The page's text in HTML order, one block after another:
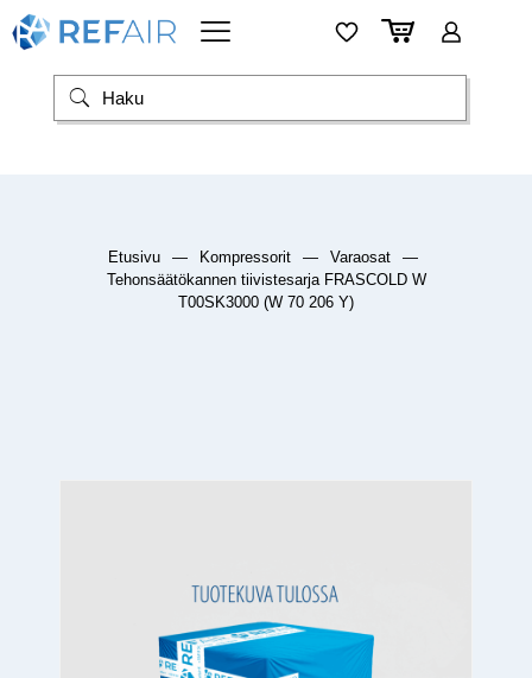
Etusivu — Kompressorit — Varaosat
—
Tehonsäätökannen tiivistesarja FRASCOLD W
T00SK3000 (W 70 206 Y)